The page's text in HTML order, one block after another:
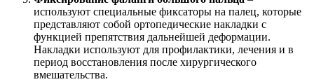
используют специальные фиксаторы на палец, которые
представляют собой ортопедические накладки с
функцией препятствия дальнейшей деформации.
Накладки используют для профилактики, лечения и в
период восстановления после хирургического
вмешательства.